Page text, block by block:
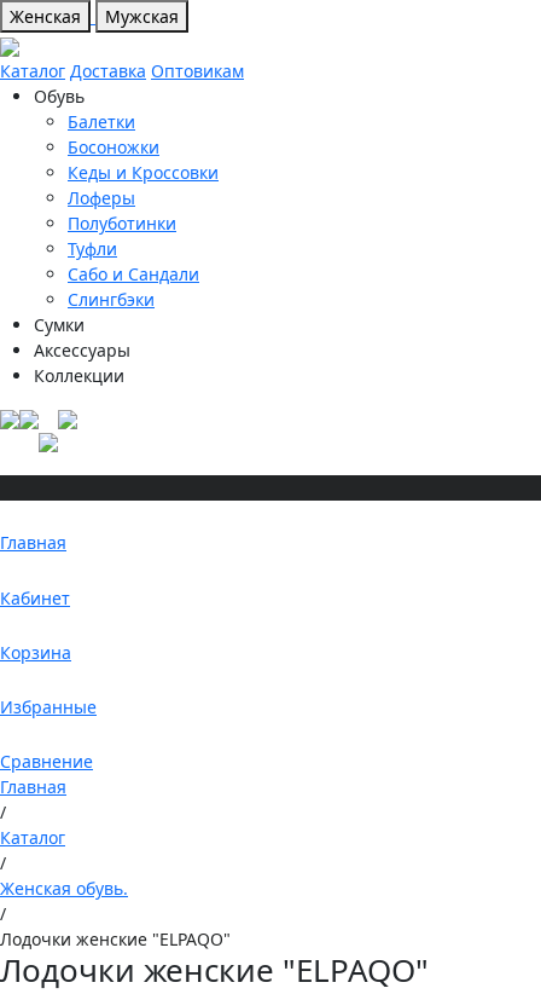
Женская Мужская
Каталог Доставка Оптовикам
Обувь
Балетки
Босоножки
Кеды и Кроссовки
Лоферы
Полуботинки
Туфли
Сабо и Сандали
Слингбэки
Сумки
Аксессуары
Коллекции
Главная
Кабинет
Корзина
Избранные
Сравнение
Главная
/
Каталог
/
Женская обувь.
/
Лодочки женские "ELPAQO"
Лодочки женские "ELPAQO"